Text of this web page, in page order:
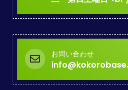
お問い合わせ